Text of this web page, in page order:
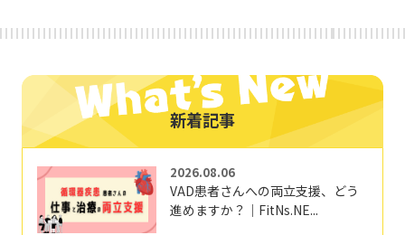
新着記事
2026.08.06
VAD患者さんへの両立支援、どう
進めますか？｜FitNs.NE...